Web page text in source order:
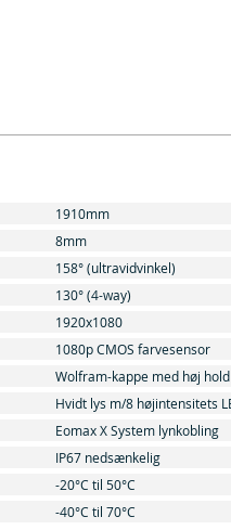
1910mm
8mm
158° (ultravidvinkel)
130° (4-way)
1920x1080
1080p CMOS farvesensor
Wolfram-kappe med høj
Hvidt lys m/8 højintensitets
Eomax X System lynkobling
IP67 nedsænkelig
-20°C til 50°C
-40°C til 70°C